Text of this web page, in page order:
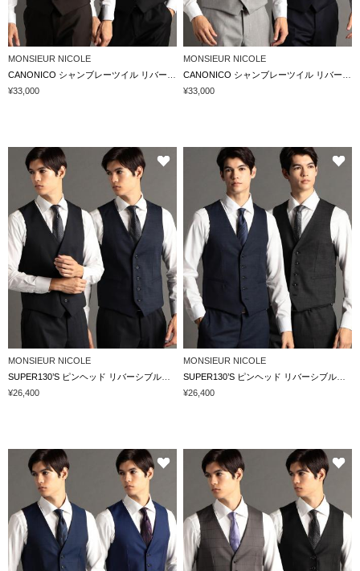
MONSIEUR NICOLE
¥33,000
MONSIEUR NICOLE
¥33,000
MONSIEUR NICOLE
SUPER130’S ピンヘッド リバーシブルベスト
¥26,400
MONSIEUR NICOLE
SUPER130’S ピンヘッド リバーシブルベスト
¥26,400